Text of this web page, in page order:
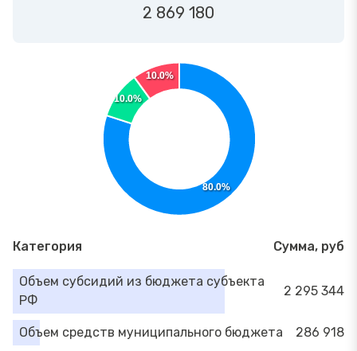
2 869 180
80.0%
10.0%
10.0%
Категория Сумма, руб
Объем субсидий из бюджета субъекта
РФ
2 295 344
Объем средств муниципального бюджета 286 918